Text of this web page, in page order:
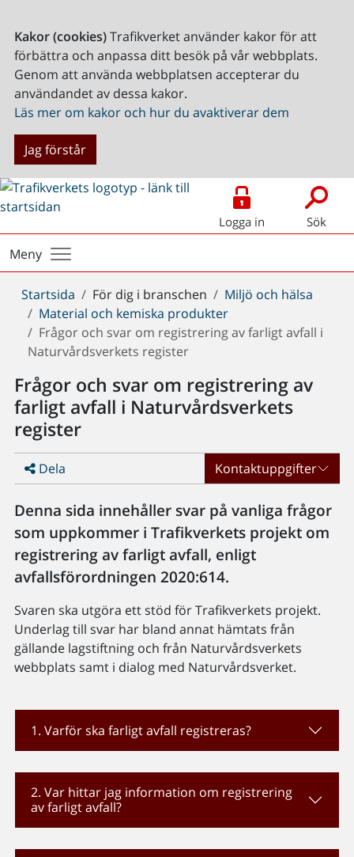
Kakor (cookies)Trafikverket använder kakor för att
förbättra och anpassa ditt besök på vår webbplats.
Genom att använda webbplatsen accepterar du
användandet av dessa kakor.
Läs mer om kakor och hur du avaktiverar dem
Jag förstår
Logga in Sök
Meny
Du
är
här:
Startsida För dig i branschen
Miljö och hälsa
Material och kemiska produkter
Frågor och svar om registrering av farligt avfall i
Naturvårdsverkets register
Frågor och svar om registrering av
farligt avfall i Naturvårdsverkets
register
Dela Kontaktuppgifter
Denna sida innehåller svar på vanliga frågor
som uppkommer i Trafikverkets projekt om
registrering av farligt avfall, enligt
avfallsförordningen 2020:614.
Svaren ska utgöra ett stöd för Trafikverkets projekt.
Underlag till svar har bland annat hämtats från
gällande lagstiftning och från Naturvårdsverkets
webbplats samt i dialog med Naturvårdsverket.
1. Varför ska farligt avfall registreras?
2. Var hittar jag information om registrering
av farligt avfall?